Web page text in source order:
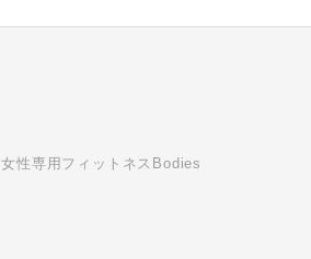
女性専用フィットネスBodies